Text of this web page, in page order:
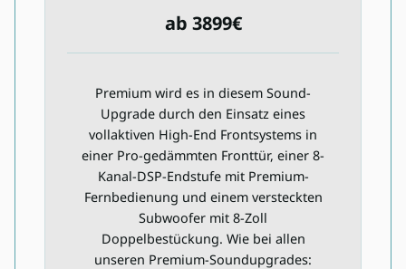
ab 3899€
Premium wird es in diesem Sound-
Upgrade durch den Einsatz eines
vollaktiven High-End Frontsystems in
einer Pro-gedämmten Fronttür, einer 8-
Kanal-DSP-Endstufe mit Premium-
Fernbedienung und einem versteckten
Subwoofer mit 8-Zoll
Doppelbestückung. Wie bei allen
unseren Premium-Soundupgrades:
ab 3899€
Inkl. Installation
8-Kanal DSP-Verstärker
Premium-Regler für Signalprozessor
Fahrzeugspezifischer Subwoofer mit
Doppelbestückung
2-Wege High-End Frontsystem
Dämmpaket Pro Front